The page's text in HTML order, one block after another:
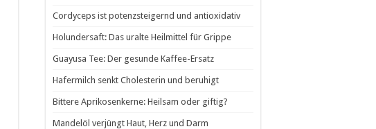
Cordyceps ist potenzsteigernd und antioxidativ
Holundersaft: Das uralte Heilmittel für Grippe
Guayusa Tee: Der gesunde Kaffee-Ersatz
Hafermilch senkt Cholesterin und beruhigt
Bittere Aprikosenkerne: Heilsam oder giftig?
Mandelöl verjüngt Haut, Herz und Darm